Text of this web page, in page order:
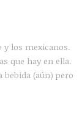
y los mexicanos.
que hay en ella.
bebida (aún) pero